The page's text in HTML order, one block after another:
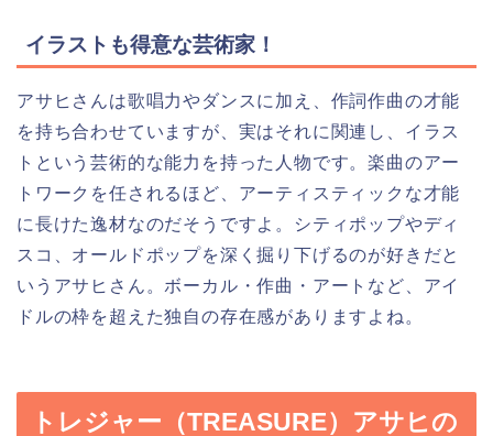
イラストも得意な芸術家！
アサヒさんは歌唱力やダンスに加え、作詞作曲の才能
を持ち合わせていますが、実はそれに関連し、イラス
トという芸術的な能力を持った人物です。楽曲のアー
トワークを任されるほど、アーティスティックな才能
に長けた逸材なのだそうですよ。シティポップやディ
スコ、オールドポップを深く掘り下げるのが好きだと
いうアサヒさん。ボーカル・作曲・アートなど、アイ
ドルの枠を超えた独自の存在感がありますよね。
トレジャー（TREASURE）アサヒの